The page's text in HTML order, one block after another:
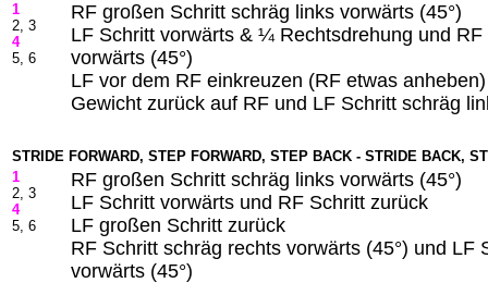
1
2, 3
4
5, 6
RF großen Schritt schräg links vorwärts (45°)
LF Schritt vorwärts & ¼ Rechtsdrehung und
vorwärts (45°)
LF vor dem RF einkreuzen (RF etwas anheben)
Gewicht zurück auf RF und LF Schritt schräg
STRIDE FORWARD, STEP FORWARD, STEP BACK - STRIDE BACK,
1
2, 3
4
5, 6
RF großen Schritt schräg links vorwärts (45°)
LF Schritt vorwärts und RF Schritt zurück
LF großen Schritt zurück
RF Schritt schräg rechts vorwärts (45°) und LF
vorwärts (45°)